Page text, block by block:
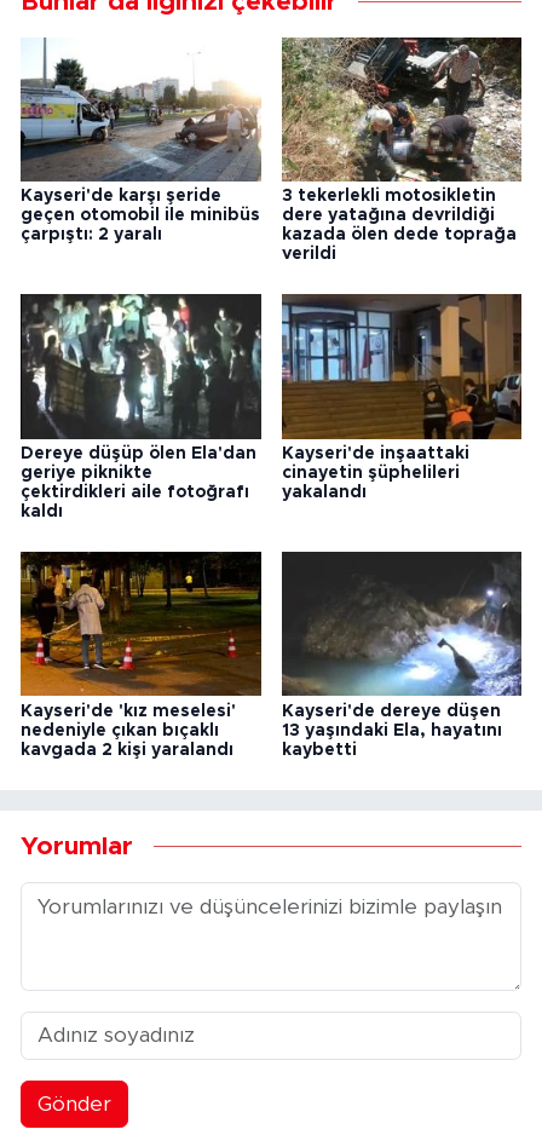
Kayseri'de karşı şeride
geçen otomobil ile minibüs
çarpıştı: 2 yaralı
3 tekerlekli motosikletin
dere yatağına devrildiği
kazada ölen dede toprağa
verildi
Dereye düşüp ölen Ela'dan
geriye piknikte
çektirdikleri aile fotoğrafı
kaldı
Kayseri'de inşaattaki
cinayetin şüphelileri
yakalandı
Kayseri'de 'kız meselesi'
nedeniyle çıkan bıçaklı
kavgada 2 kişi yaralandı
Kayseri'de dereye düşen
13 yaşındaki Ela, hayatını
kaybetti
Yorumlar
Gönder